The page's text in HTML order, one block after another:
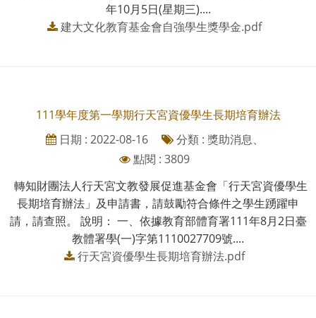
年10月5日(星期三)....
建大文化教育基金會自強學生獎學金.pdf
111學年度第一學期行天宮資優學生長期培育辦法
日期 : 2022-08-16
分類 : 獎助消息、
點閱 : 3809
轉知財團法人行天宮文教發展促進基金會「行天宮資優學生
長期培育辦法」及申請書，請鼓勵符合條件之學生踴躍申
請，請查照。 說明： 一、依據教育部體育署111年8月2日臺
教體署學(一)字第1110027709號....
行天宮資優學生長期培育辦法.pdf